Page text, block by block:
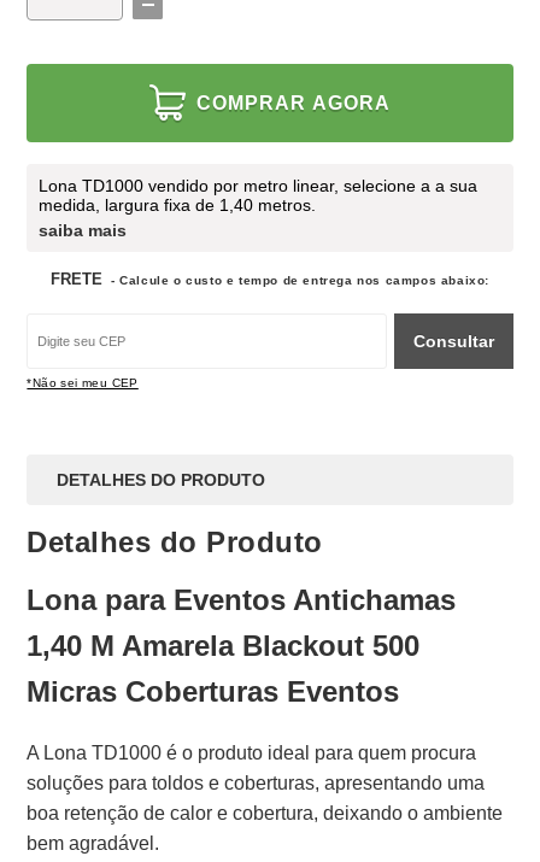
COMPRAR AGORA
Lona TD1000 vendido por metro linear, selecione a a sua
medida, largura fixa de 1,40 metros.
saiba mais
FRETE - Calcule o custo e tempo de entrega nos campos abaixo:
Consultar
*Não sei meu CEP
DETALHES DO PRODUTO
Detalhes do Produto
Lona para Eventos Antichamas
1,40 M Amarela Blackout 500
Micras Coberturas Eventos
A Lona TD1000 é o produto ideal para quem procura
soluções para toldos e coberturas, apresentando uma
boa retenção de calor e cobertura, deixando o ambiente
bem agradável.